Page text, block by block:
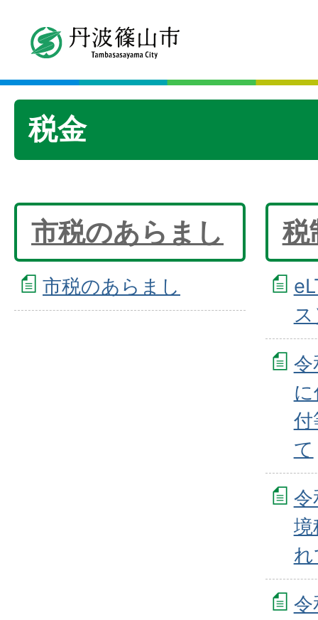
税金
市税のあらまし
市税のあらまし
税
令
付
て
令
境
令